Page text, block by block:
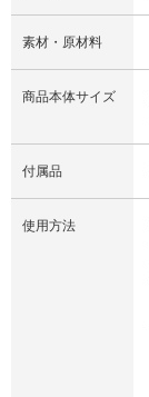
素材・原材料
商品本体サイズ
付属品
使用方法